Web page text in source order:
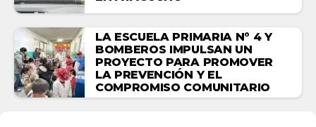
LA ESCUELA PRIMARIA N° 4 Y
BOMBEROS IMPULSAN UN
PROYECTO PARA PROMOVER
LA PREVENCIÓN Y EL
COMPROMISO COMUNITARIO